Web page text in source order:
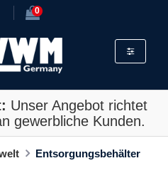
0
Toggle
Unser Angebot richtet
gewerbliche Kunden.
Entsorgungsbehälter